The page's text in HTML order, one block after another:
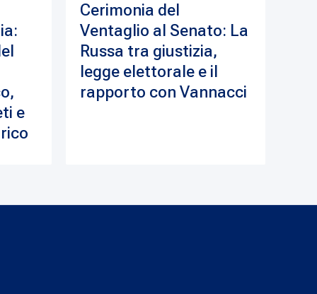
e
Cerimonia del
Ventaglio al Senato: La
Russa tra giustizia,
legge elettorale e il
rapporto con Vannacci